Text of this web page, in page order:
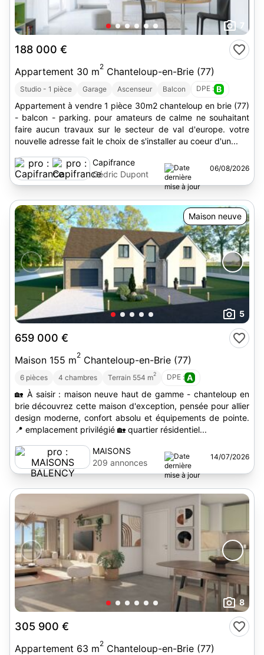
7
188 000 €
Appartement 30 m2 Chanteloup-en-Brie (77)
Studio - 1 pièce Garage Ascenseur Balcon DPE : B
Appartement à vendre 1 pièce 30m2 chanteloup en brie (77)
- balcon - parking. pour amateurs de calme ne souhaitant
faire aucun travaux sur le secteur de val d'europe. votre
nouvelle adresse fait le choix de s'installer au coeur d'un...
Capifrance
Cédric Dupont
06/08/2026
Maison neuve
5
659 000 €
Maison 155 m2 Chanteloup-en-Brie (77)
6 pièces 4 chambres Terrain 554 m2 DPE : A
🏡 À saisir : maison neuve haut de gamme - chanteloup en
brie découvrez cette maison d'exception, pensée pour allier
design moderne, confort absolu et équipements de pointe.
📍 emplacement privilégié 🏡 quartier résidentiel...
MAISONS
BALENCY
209 annonces
14/07/2026
8
305 900 €
Appartement 63 m2 Chanteloup-en-Brie (77)